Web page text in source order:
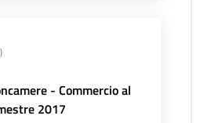
- Commercio al
2017